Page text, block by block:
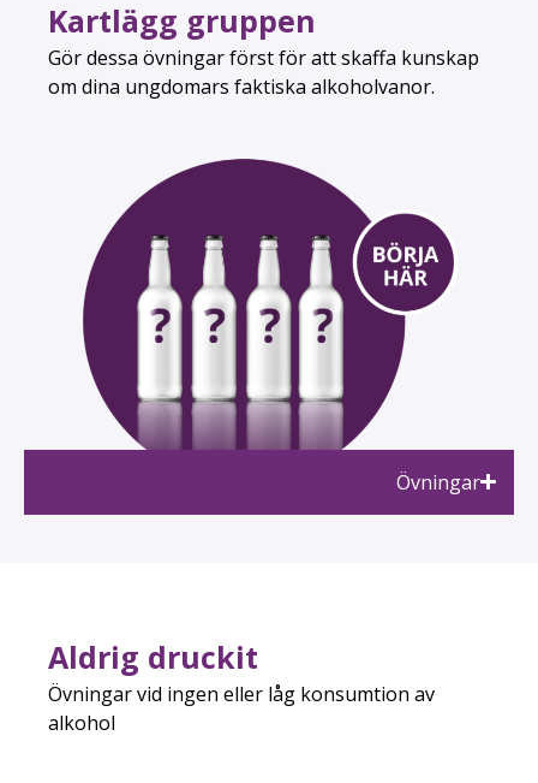
Kartlägg gruppen
Gör dessa övningar först för att skaffa kunskap
om dina ungdomars faktiska alkoholvanor.
Övningar
Aldrig druckit
Övningar vid ingen eller låg konsumtion av
alkohol